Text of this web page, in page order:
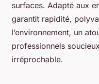
surfaces. Adapté aux
garantit rapidité,
l’environnement, un
professionnels
irréprochable.